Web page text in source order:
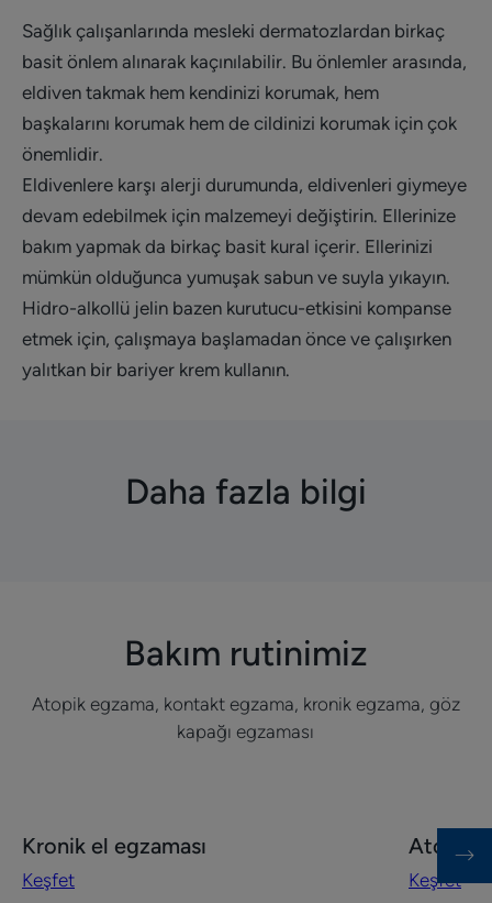
Sağlık çalışanlarında mesleki dermatozlardan birkaç
basit önlem alınarak kaçınılabilir. Bu önlemler arasında,
eldiven takmak hem kendinizi korumak, hem
başkalarını korumak hem de cildinizi korumak için çok
önemlidir.
Eldivenlere karşı alerji durumunda, eldivenleri giymeye
devam edebilmek için malzemeyi değiştirin. Ellerinize
bakım yapmak da birkaç basit kural içerir. Ellerinizi
mümkün olduğunca yumuşak sabun ve suyla yıkayın.
Hidro-alkollü jelin bazen kurutucu-etkisini kompanse
etmek için, çalışmaya başlamadan önce ve çalışırken
yalıtkan bir bariyer krem kullanın.
Daha fazla bilgi
Bakım rutinimiz
Atopik egzama, kontakt egzama, kronik egzama, göz
kapağı egzaması
Kronik
el
Kronik el egzaması
Keşfet
Keşfet
Atopik
ve
Atopik
Keşfet